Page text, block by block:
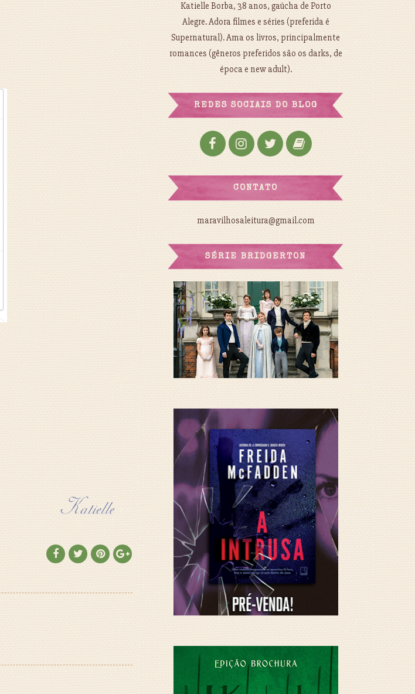
Katielle Borba, 38 anos, gaúcha de Porto
Alegre. Adora filmes e séries (preferida é
Supernatural). Ama os livros, principalmente
romances (gêneros preferidos são os darks, de
época e new adult).
REDES SOCIAIS DO BLOG
CONTATO
maravilhosaleitura@gmail.com
SÉRIE BRIDGERTON